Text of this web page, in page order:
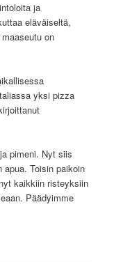
ja
eläväiseltä,
on
yksi pizza
pimeni. Nyt siis
apua. Toisin paikoin
kaikkiin risteyksiin
Päädyimme